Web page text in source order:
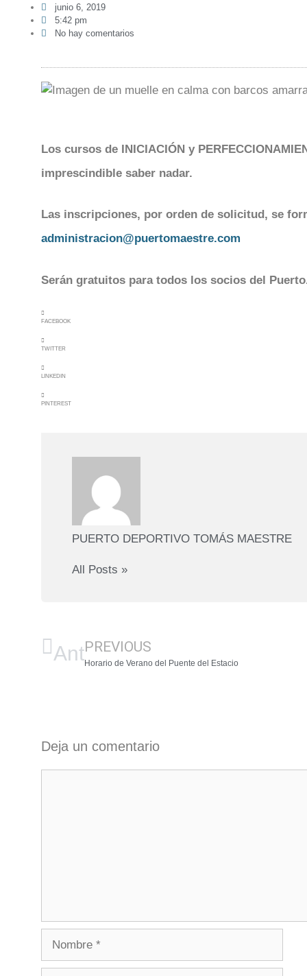
junio 6, 2019
5:42 pm
No hay comentarios
Los cursos de INICIACIÓN y
imprescindible saber nadar.
Las inscripciones, por orden de solicitud, se
administracion@puertomaestre.com
Serán gratuitos para todos los socios del
FACEBOOK
TWITTER
LINKEDIN
PINTEREST
PUERTO DEPORTIVO TOMÁS MAESTRE
All Posts »
AntPREVIOUS
Horario de Verano del Puente del Estacio
Deja un comentario